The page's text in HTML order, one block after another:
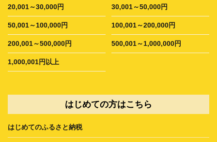
20,001～30,000円 30,001～50,000円
50,001～100,000円 100,001～200,000円
200,001～500,000円 500,001～1,000,000円
1,000,001円以上
はじめての方はこちら
はじめてのふるさと納税